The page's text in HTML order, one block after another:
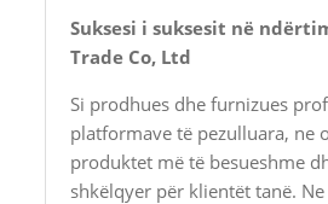
Suksesi i suksesit në
Trade Co, Ltd
Si prodhues dhe furnizues
platformave të pezulluara, ne
produktet më të besueshme
shkëlqyer për klientët tanë.